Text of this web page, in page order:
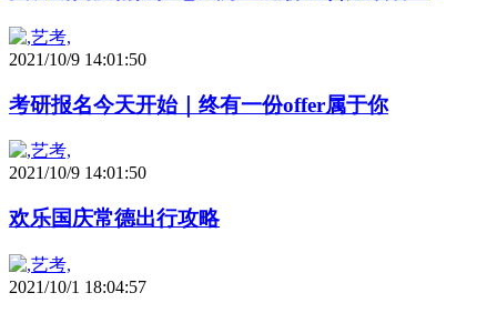
2021/10/9 14:01:50
考研报名今天开始｜终有一份offer属于你
2021/10/9 14:01:50
欢乐国庆常德出行攻略
2021/10/1 18:04:57